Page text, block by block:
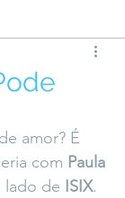
#TôemSampa, meu!
Território Livre
amor? É
com Paula
lado de ISIX.